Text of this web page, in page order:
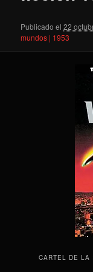
Publicado el 22
mundos | 1953
CARTEL DE LA